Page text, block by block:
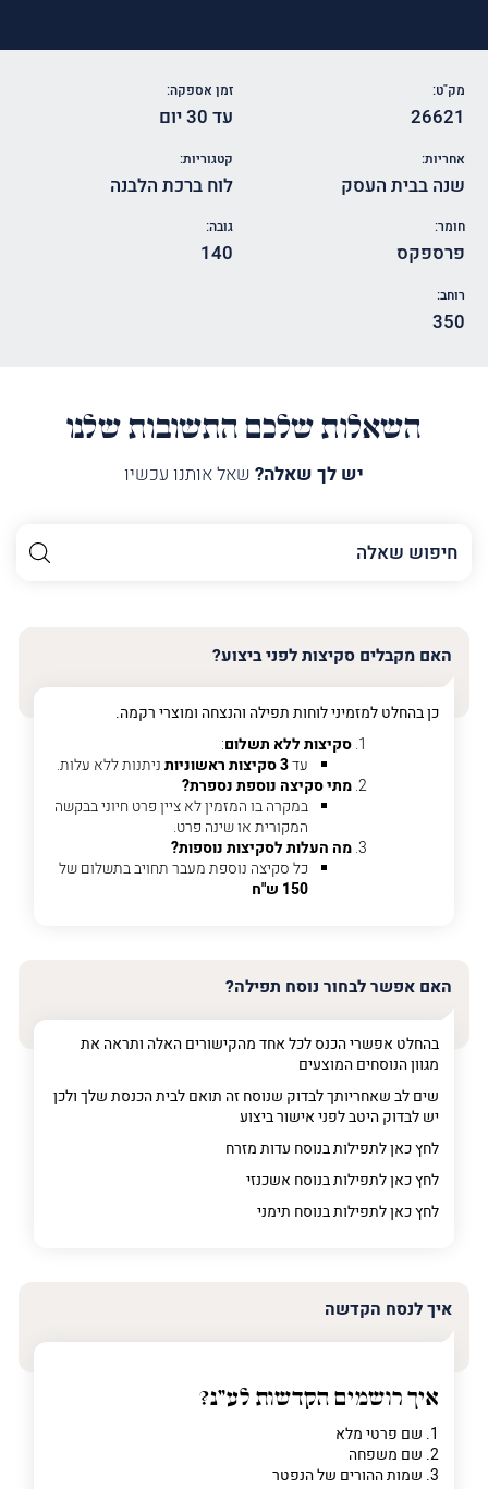
מק"ט:
26621
זמן אספקה:
עד 30 יום
אחריות:
שנה בבית העסק
קטגוריות:
לוח ברכת הלבנה
חומר:
פרספקס
גובה:
140
רוחב:
350
השאלות שלכם התשובות שלנו
יש לך שאלה? שאל אותנו עכשיו
השם
שלך
טלפון (חובה)
האם מקבלים סקיצות לפני ביצוע?
כן בהחלט למזמיני לוחות תפילה והנצחה ומוצרי רקמה.
סקיצות ללא תשלום:
עד3 סקיצות ראשוניות
ניתנות ללא עלות.
מתי סקיצה נוספת נספרת?
במקרה בו המזמין לא ציין פרט חיוני בבקשה
המקורית או שינה פרט.
מה העלות לסקיצות נוספות?
כל סקיצה נוספת מעבר תחויב בתשלום של
150 ש"ח
האם אפשר לבחור נוסח תפילה?
בהחלט אפשרי הכנס לכל אחד מהקישורים האלה ותראה את
מגוון הנוסחים המוצעים
שים לב שאחריותך לבדוק שנוסח זה תואם לבית הכנסת שלך ולכן
יש לבדוק היטב לפני אישור ביצוע
לחץ כאן לתפילות בנוסח עדות מזרח
לחץ כאן לתפילות בנוסח אשכנזי
לחץ כאן לתפילות בנוסח תימני
איך לנסח הקדשה
איך רושמים הקדשות לע"נ?
1. שם פרטי מלא
2. שם משפחה
3. שמות ההורים של הנפטר